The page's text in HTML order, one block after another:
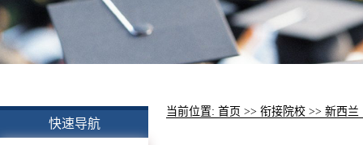
快速导航
当前位置: 首页 >> 衔接院校 >> 新西兰